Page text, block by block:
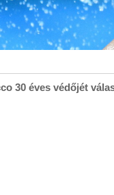
30 éves védőjét